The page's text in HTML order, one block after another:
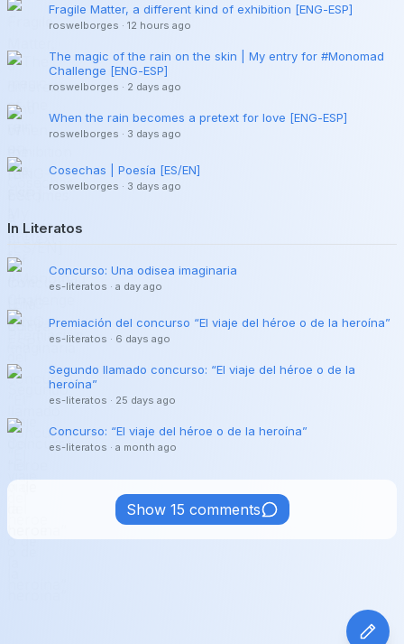
Fragile Matter, a different kind of exhibition [ENG-ESP]
roswelborges · 12 hours ago
The magic of the rain on the skin | My entry for #Monomad
Challenge [ENG-ESP]
roswelborges · 2 days ago
When the rain becomes a pretext for love [ENG-ESP]
roswelborges · 3 days ago
Cosechas | Poesía [ES/EN]
roswelborges · 3 days ago
In Literatos
Concurso: Una odisea imaginaria
es-literatos · a day ago
Premiación del concurso “El viaje del héroe o de la heroína”
es-literatos · 6 days ago
Segundo llamado concurso: “El viaje del héroe o de la
heroína”
es-literatos · 25 days ago
Concurso: “El viaje del héroe o de la heroína”
es-literatos · a month ago
Show 15 comments